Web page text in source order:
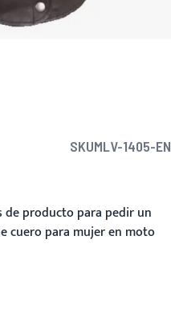
SKUMLV-1405-EN
de producto para pedir un
cuero para mujer en moto